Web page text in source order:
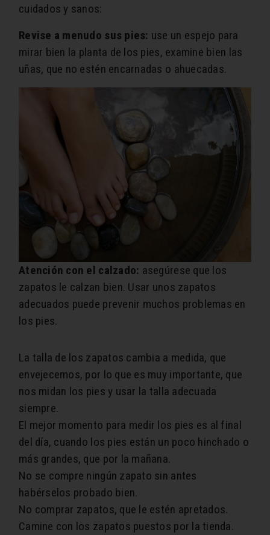
cuidados y sanos:
Revise a menudo sus pies: use un espejo para
mirar bien la planta de los pies, examine bien las
uñas, que no estén encarnadas o ahuecadas.
Atención con el calzado: asegúrese que los
zapatos le calzan bien. Usar unos zapatos
adecuados puede prevenir muchos problemas en
los pies.
La talla de los zapatos cambia a medida, que
envejecemos, por lo que es muy importante, que
nos midan los pies y usar la talla adecuada
siempre.
El mejor momento para medir los pies es al final
del día, cuando los pies están un poco hinchado o
más grandes, que por la mañana.
No se compre ningún zapato sin antes
habérselos probado bien.
No comprar zapatos, que le estén apretados.
Camine con los zapatos puestos por la tienda.